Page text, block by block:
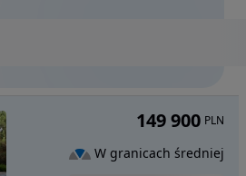
149 900 PLN
W granicach średniej